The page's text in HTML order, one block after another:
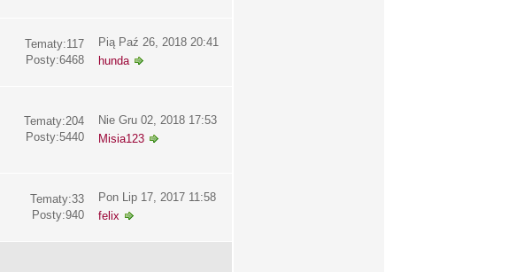
Tematy:117
Posty:6468
Pią Paź 26, 2018 20:41
hunda
Tematy:204
Posty:5440
Nie Gru 02, 2018 17:53
Misia123
Tematy:33
Posty:940
Pon Lip 17, 2017 11:58
felix